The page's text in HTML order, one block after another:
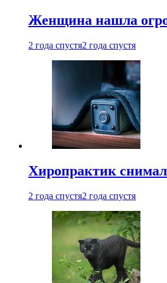
Женщина нашла
2 года спустя2 года спустя
Хиропрактик
2 года спустя2 года спустя